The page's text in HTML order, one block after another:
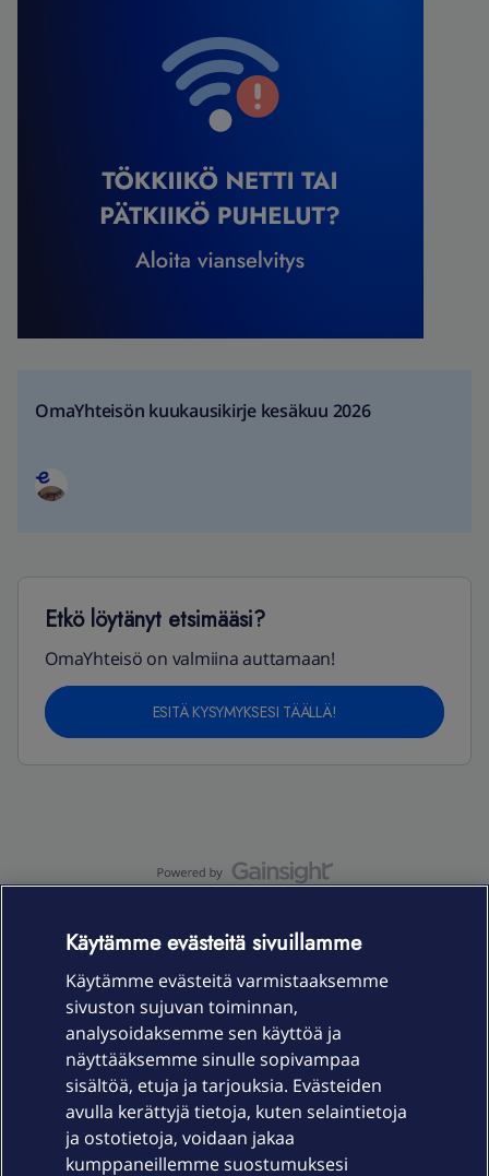
OmaYhteisön kuukausikirje kesäkuu 2026
Etkö löytänyt etsimääsi?
OmaYhteisö on valmiina auttamaan!
ESITÄ KYSYMYKSESI TÄÄLLÄ!
Laitteet & liittymät
Palvelut
Käytämme evästeitä sivuillamme
Käytämme evästeitä varmistaaksemme
sivuston sujuvan toiminnan,
analysoidaksemme sen käyttöä ja
näyttääksemme sinulle sopivampaa
sisältöä, etuja ja tarjouksia. Evästeiden
avulla kerättyjä tietoja, kuten selaintietoja
ja ostotietoja, voidaan jakaa
kumppaneillemme suostumuksesi